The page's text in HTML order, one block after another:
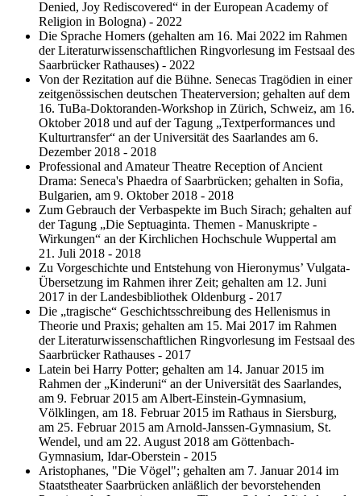
Denied, Joy Rediscovered“ in der European Academy of
Religion in Bologna) - 2022
Die Sprache Homers (gehalten am 16. Mai 2022 im Rahmen
der Literaturwissenschaftlichen Ringvorlesung im Festsaal des
Saarbrücker Rathauses) - 2022
Von der Rezitation auf die Bühne. Senecas Tragödien in einer
zeitgenössischen deutschen Theaterversion; gehalten auf dem
16. TuBa-Doktoranden-Workshop in Zürich, Schweiz, am 16.
Oktober 2018 und auf der Tagung „Textperformances und
Kulturtransfer“ an der Universität des Saarlandes am 6.
Dezember 2018 - 2018
Professional and Amateur Theatre Reception of Ancient
Drama: Seneca's Phaedra of Saarbrücken; gehalten in Sofia,
Bulgarien, am 9. Oktober 2018 - 2018
Zum Gebrauch der Verbaspekte im Buch Sirach; gehalten auf
der Tagung „Die Septuaginta. Themen - Manuskripte -
Wirkungen“ an der Kirchlichen Hochschule Wuppertal am
21. Juli 2018 - 2018
Zu Vorgeschichte und Entstehung von Hieronymus’ Vulgata-
Übersetzung im Rahmen ihrer Zeit; gehalten am 12. Juni
2017 in der Landesbibliothek Oldenburg - 2017
Die „tragische“ Geschichtsschreibung des Hellenismus in
Theorie und Praxis; gehalten am 15. Mai 2017 im Rahmen
der Literaturwissenschaftlichen Ringvorlesung im Festsaal des
Saarbrücker Rathauses - 2017
Latein bei Harry Potter; gehalten am 14. Januar 2015 im
Rahmen der „Kinderuni“ an der Universität des Saarlandes,
am 9. Februar 2015 am Albert-Einstein-Gymnasium,
Völklingen, am 18. Februar 2015 im Rathaus in Siersburg,
am 25. Februar 2015 am Arnold-Janssen-Gymnasium, St.
Wendel, und am 22. August 2018 am Göttenbach-
Gymnasium, Idar-Oberstein - 2015
Aristophanes, "Die Vögel"; gehalten am 7. Januar 2014 im
Staatstheater Saarbrücken anläßlich der bevorstehenden